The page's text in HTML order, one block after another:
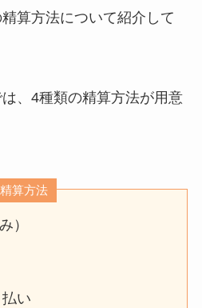
算方法について紹介して
、4種類の精算方法が用意
算方法
）
い